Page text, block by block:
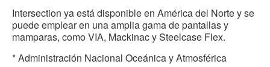
Intersection ya está disponible en América del Norte y se
puede emplear en una amplia gama de pantallas y
mamparas, como VIA, Mackinac y Steelcase Flex.
* Administración Nacional Oceánica y Atmosférica